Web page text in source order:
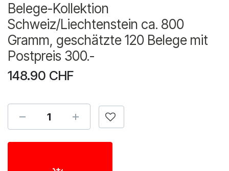
Belege-Kollektion
Schweiz/Liechtenstein ca. 800
Gramm, geschätzte 120 Belege mit
Postpreis 300.-
148.90 CHF